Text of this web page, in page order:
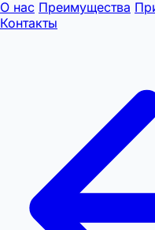
О нас Преимущества
Контакты